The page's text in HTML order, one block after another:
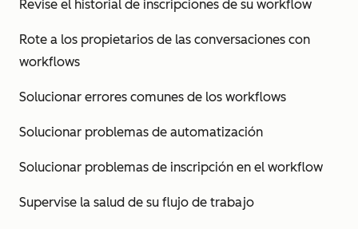
Revise el historial de inscripciones de su workflow
Rote a los propietarios de las conversaciones con
workflows
Solucionar errores comunes de los workflows
Solucionar problemas de automatización
Solucionar problemas de inscripción en el workflow
Supervise la salud de su flujo de trabajo